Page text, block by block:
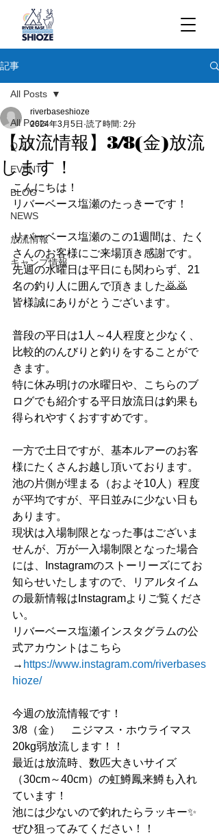
記事
All Posts
Q＆A
EVENT
BLOG
NEWS
放流情報
キャンプ情報
All Posts
【放流情報】3/8(金)放流
します！
riverbaseshioze
2024年3月5日 読了時間: 2分
こんにちは！
リバーベース塩瀬のたっきーです！
リバーベース塩瀬のこの1週間は、たく
さんのお客様にご来場頂き感謝です。
先週の水曜日は平日にも関わらず、21
名の釣り人に囲んで頂きました🙇🙇
皆様誠にありがとうございます。
普段の平日は1人～4人程度と少なく、
比較的のんびりと釣りをすることがで
きます。
特に休み明けの水曜日や、こちらのブ
ログでも紹介する平日放流日は釣果も
得られやすくおすすめです。
一方で土日ですが、基本ルアーのお客
様にたくさんお越し頂いております。
池の片側が埋まる（およそ10人）程度
が平均ですが、平日並みに少ない日も
あります。
現状は入場制限となった事はございま
せんが、万が一入場制限となった場合
には、Instagramのストーリーズにてお
知らせいたしますので、リアルタイム
の最新情報はInstagramよりご覧くださ
い。
リバーベース塩瀬インスタグラムの公
式アカウントはこちら
→ https://www.instagram.com/riverbases
hioze/
今週の放流情報です！
3/8（金）　ニジマス・ホウライマス
20kg弱放流します！！
最近は放流時、数匹大きいサイズ
（30cm～40cm）の虹鱒鳳来鱒も入れ
ています！
池には少ないので釣れたらラッキー✨
ぜひ狙ってみてください！！